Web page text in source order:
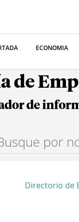
ECONOMIA
de
de
Directorio de